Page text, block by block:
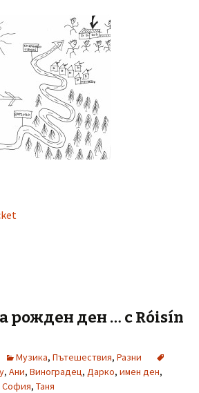
рожден ден … с Róisín
Музика, Пътешествия, Разни
, Ани, Виноградец, Дарко, имен ден,
София, Таня